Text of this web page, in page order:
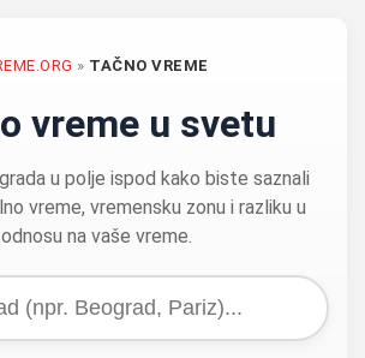
» TAČNO VREME
vreme u svetu
u polje ispod kako biste saznali
vreme, vremensku zonu i razliku u
odnosu na vaše vreme.